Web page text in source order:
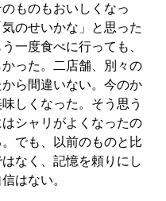
ものもおいしくなっ
のせいかな」と思った
一度食べに行っても、
った。二店舗、別々の
ら間違いない。今のか
しくなった。そう思う
シャリがよくなったの
でも、以前のものと比
なく、記憶を頼りにし
はない。